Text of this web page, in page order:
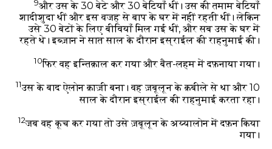
9और उस के 30 बेटे और 30 बेटियाँ थीं। उस की तमाम बेटियाँ
शादीशुदा थीं और इस वजह से बाप के घर में नहीं रहती थीं। लेकिन
उसे 30 बेटों के लिए बीवियाँ मिल गई थीं, और सब उस के घर में
रहते थे। इब्ज़ान ने सात साल के दौरान इस्राईल की राहनुमाई की।
10फिर वह इन्तिक़ाल कर गया और बैत-लहम में दफ़नाया गया।
11उस के बाद ऐलोन क़ाज़ी बना। वह ज़बूलून के क़बीले से था और 10
साल के दौरान इस्राईल की राहनुमाई करता रहा।
12जब वह कूच कर गया तो उसे ज़बूलून के अय्यालोन में दफ़न किया
गया।